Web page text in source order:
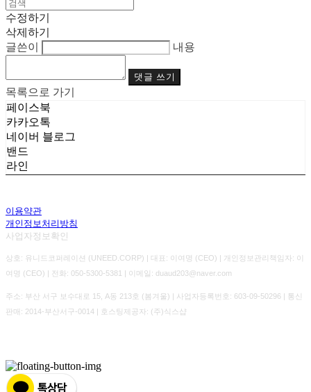
수정하기
삭제하기
글쓴이
내용
댓글 쓰기
목록으로 가기
페이스북
카카오톡
네이버 블로그
밴드
라인
이용약관
개인정보처리방침
사업자정보확인
상호: 유니드코퍼레이션 (UNEED.CORP) | 대표: 이여명 (CEO) | 개인정보관리책임자: 이
여명 (CEO) | 전화: 050-5300-5381 | 이메일: duaud203@naver.com
주소: 부산 서구 보수대로 15, A동 213호 (봄겨울) | 사업자등록번호: 603-09-50296 | 통신
판매: 2014-부산서구-0014 | 호스팅제공자: (주)식스샵